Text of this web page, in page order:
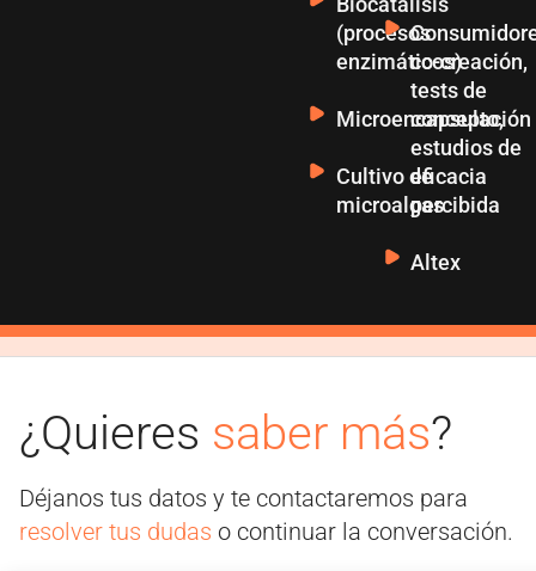
(procesos
enzimáticos)
Microencapsulación
Cultivo de
microalgas
co-creación,
tests de
concepto,
estudios de
eficacia
percibida
Altex
¿Quieres saber más?
Déjanos tus datos y te contactaremos para
resolver tus dudas o continuar la conversación.